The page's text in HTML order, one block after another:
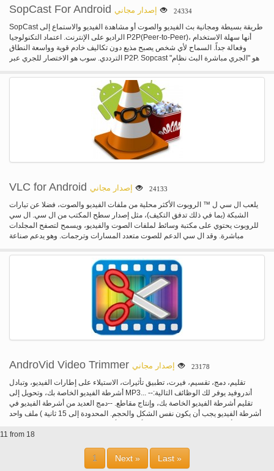
SopCast For Android إصدار مجاني 24334
SopCast طريقة بسيطة ومجانية بث الفيديو والصوت أو مشاهدة الفيديو والاستماع إلى
الراديو على الإنترنت. اعتماد التكنولوجيا P2P(Peer-to-Peer)، أنها سهلة الاستخدام
وفعالة جداً. السماح لأي شخص يصبح مذيع دون تكاليف خادم قوية وواسعة النطاق
الترددي. سوب هو الاختصار للجري عبر P2P. Sopcast هو "الجري مباشرة البث نظام"
يدعى سوب://، أو سوب التكنولوجيا. الميزات الرئيسية: P2P الدولة من أحدث
التكنولوجيا. مشاركة البيانات بين جميع المشاهدين، وجعل القناة أكثر المتاحة ومستقرة.
الخاصة بك القنوات وبثها عبر الإنترنت. دفق دفق الوقت الحقيقي. الدعم للعديد من
الملفات: محامون بلا حدود، ومف، جمهورية مقدونيا، رمفب، mp3، إلخ. دعم لتشغيل
ملف حلقة. تحميل وحدة المعالجة المركزية والذاكرة منخفضة للغاية. رابط قناة قياسية:
انقر على أي سوب://عنوان URL للعب. الوقت الحقيقي رصد البث الإذاعي جودة
القصاصات عند مشاهدة ذلك. يمكن تشغيل الدفق مع اللاعب المفضل لديك، مثل ويندوز
ميديا بلاير، ريل، ال سي، إلخ. ذاكرة التخزين المؤقت، أي ضرر على القرص الثابت.
الدعم للمصادقة للمذيعين والمشاهدين على حد سواء. أن المذيع بالسيطرة الكاملة على
بلده قنوات. نهاية إلى نهاية الأمن، رسائل مشفرة، مرحبا مستوى الأمن P2P، لا
الاختطاف. دعم بث القنوات متعددة على نفس الخادم. عادة، يمكنك تشغيل قنوات 5-10
على جهاز كمبيوتر واحد. يمكن تضمين "لاعب سوب" في صفحة ويب أو أي تطبيقات
ولاعب سوب على كل من Windows و Linux. يمكن استدار النظام برمته إلى جزءا لا
VLC for Android إصدار مجاني 24133
يلعب ال سي ل ™ الروبوت الأكثر محلية من ملفات الفيديو والصوت، فضلا عن تيارات
الشبكة (بما في ذلك تدفق التكيف)، مثل إصدار سطح المكتب من ال سي. ال سي
للروبوت يحتوي على مكتبة وسائط لملفات الصوت والفيديو، ويسمح لتصفح المجلدات
مباشرة. وقد ال سي الدعم للصوت متعدد المسارات وترجمات. وهو يدعم صناعة
مستوى الصوت وسطوع. ويشمل أيضا عنصر واجهة مستخدم للتحكم في الصوت ويدعم
AndroVid Video Trimmer إصدار مجاني 23178
تقليم، دمج، تقسيم، فيرت، تطبيق تأثيرات، الاستيلاء على إطارات الفيديو، وتبادل
أشرطة الفيديو الخاصة بك، وتحويل إلى MP3... أندروفيد يوفر لك الوظائف التالية:--
تقليم أشرطة الفيديو الخاصة بك، وإنتاج مقاطع. --دمج العديد من أشرطة الفيديو في
ملف واحد ( أشرطة الفيديو يجب أن يكون نفس الشكل والحجم. المحدودة إلى 15 ثانية
من شريط فيديو--تقسيم ملفات الفيديو إلى مقاطع الفيديو منفصلة اثنين--الاستيلاء على
خارج، لهجة رمادي، مرآة، ينفي، إزالة الصوت، بطيئة/سريعة الحركة، مبادلة U-V)-
إطارات الفيديو تعيين كخلفية للشاشة-مشاركة مقاطع الفيديو والصور الفيديو انتزع.
11 from 18
1 Next » Last »